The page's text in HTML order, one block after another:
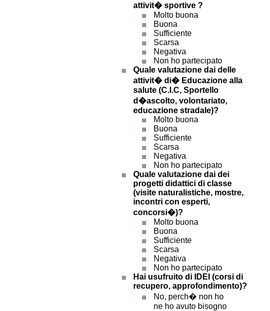
attivit� sportive ?
Molto buona
Buona
Sufficiente
Scarsa
Negativa
Non ho partecipato
Quale valutazione dai delle
attivit� di� Educazione alla
salute (C.I.C, Sportello
d�ascolto, volontariato,
educazione stradale)?
Molto buona
Buona
Sufficiente
Scarsa
Negativa
Non ho partecipato
Quale valutazione dai dei
progetti didattici di classe
(visite naturalistiche, mostre,
incontri con esperti,
concorsi�)?
Molto buona
Buona
Sufficiente
Scarsa
Negativa
Non ho partecipato
Hai usufruito di IDEI (corsi di
recupero, approfondimento)?
No, perch� non ho
ne ho avuto bisogno